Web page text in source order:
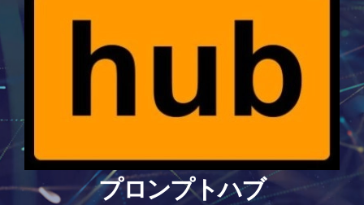
プロンプトハブ